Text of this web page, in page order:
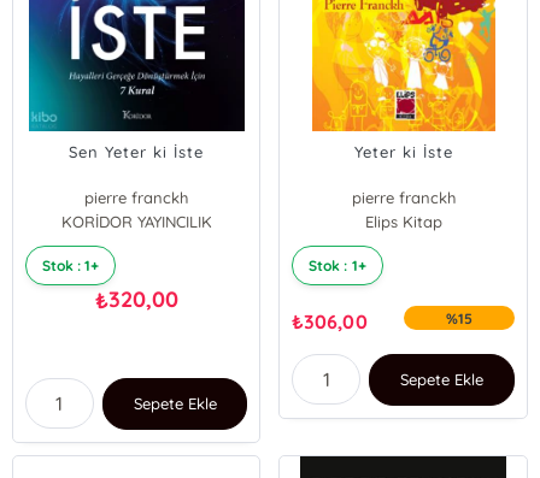
Sen Yeter ki İste
pierre franckh
KORİDOR YAYINCILIK
Stok : 1+
₺320,00
Sepete Ekle
Yeter ki İste
pierre franckh
Elips Kitap
Stok : 1+
₺306,00 %15
Sepete Ekle